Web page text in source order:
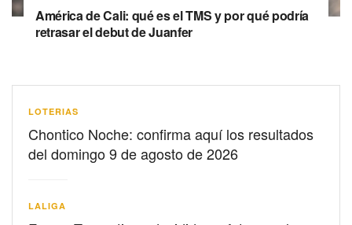
América de Cali: qué es el TMS y por qué podría
retrasar el debut de Juanfer
LOTERIAS
Chontico Noche: confirma aquí los resultados
del domingo 9 de agosto de 2026
LALIGA